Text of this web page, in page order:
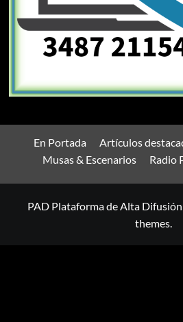
En Portada Artículos
Musas & Escenarios
Radio
PAD Plataforma de Alta Difusión
themes.